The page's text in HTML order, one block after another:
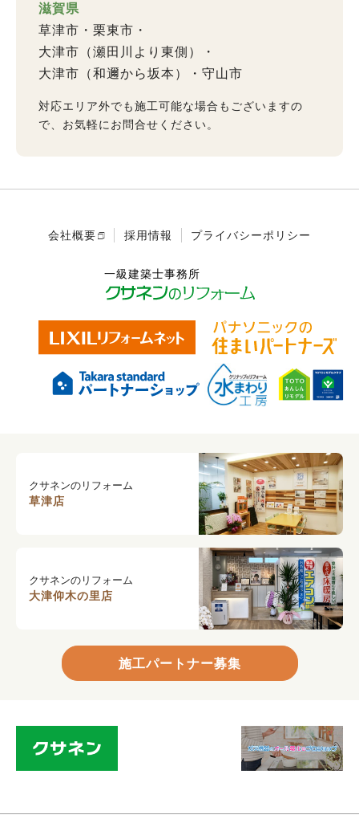
滋賀県
草津市
栗東市
大津市（瀬田川より東側）
大津市（和邇から坂本）
守山市
対応エリア外でも施工可能な場合もございますの
で、お気軽にお問合せください。
会社概要 採用情報 プライバシーポリシー
クサネンのリフォーム
草津店
クサネンのリフォーム
大津仰木の里店
施工パートナー募集